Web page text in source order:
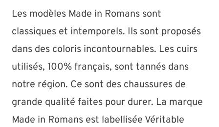
Les modèles Made in Romans sont
classiques et intemporels. Ils sont proposés
dans des coloris incontournables. Les cuirs
utilisés, 100% français, sont tannés dans
notre région. Ce sont des chaussures de
grande qualité faites pour durer. La marque
Made in Romans est labellisée Véritable